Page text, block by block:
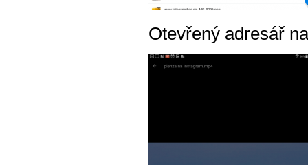
Otevřený adresář